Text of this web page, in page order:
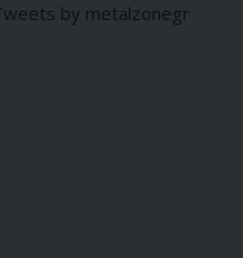
by metalzonegr